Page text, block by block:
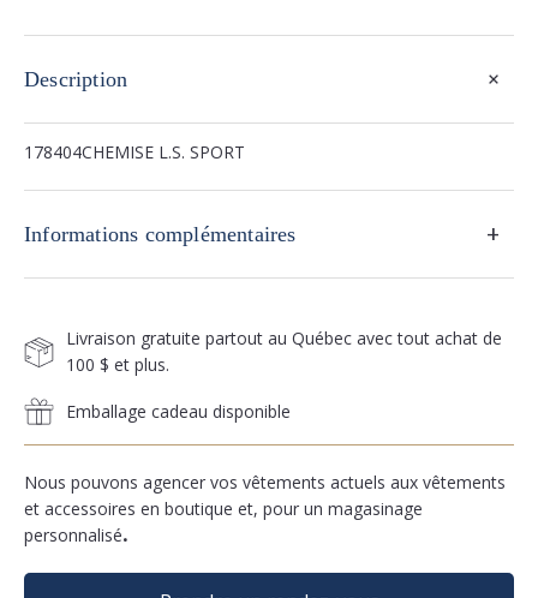
Description +
178404CHEMISE L.S. SPORT
Informations complémentaires +
Livraison gratuite partout au Québec avec tout achat de
100 $ et plus.
Emballage cadeau disponible
Nous pouvons agencer vos vêtements actuels aux vêtements
et accessoires en boutique et, pour un magasinage
personnalisé.